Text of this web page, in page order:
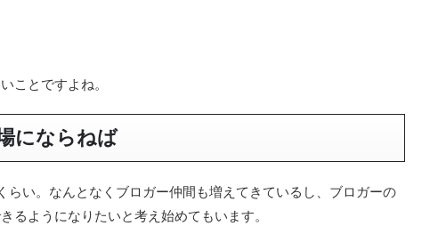
ことですよね。
にならねば
らい。なんとなくブロガー仲間も増えてきているし、ブロガーの
るようになりたいと考え始めてもいます。